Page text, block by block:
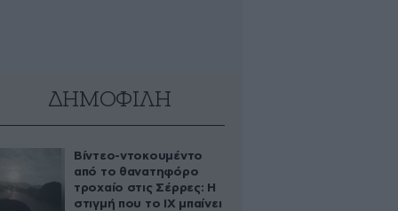
ΔΗΜΟΦΙΛΗ
Βίντεο-ντοκουμέντο
από το θανατηφόρο
τροχαίο στις Σέρρες: Η
στιγμή που το ΙΧ μπαίνει